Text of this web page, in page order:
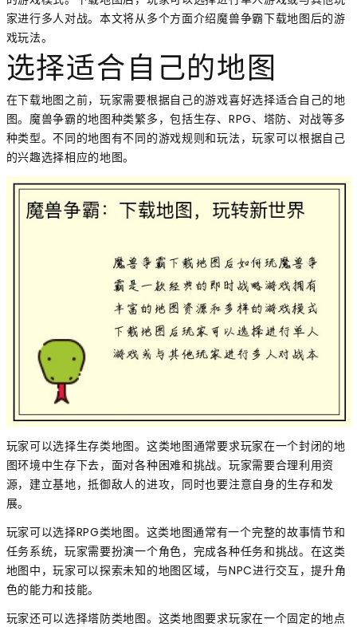
家进行多人对战。本文将从多个方面介绍魔兽争霸下载地图后的游
戏玩法。
选择适合自己的地图
在下载地图之前，玩家需要根据自己的游戏喜好选择适合自己的地
图。魔兽争霸的地图种类繁多，包括生存、RPG、塔防、对战等多
种类型。不同的地图有不同的游戏规则和玩法，玩家可以根据自己
的兴趣选择相应的地图。
玩家可以选择生存类地图。这类地图通常要求玩家在一个封闭的地
图环境中生存下去，面对各种困难和挑战。玩家需要合理利用资
源，建立基地，抵御敌人的进攻，同时也要注意自身的生存和发
展。
玩家可以选择RPG类地图。这类地图通常有一个完整的故事情节和
任务系统，玩家需要扮演一个角色，完成各种任务和挑战。在这类
地图中，玩家可以探索未知的地图区域，与NPC进行交互，提升角
色的能力和技能。
玩家还可以选择塔防类地图。这类地图要求玩家在一个固定的地点